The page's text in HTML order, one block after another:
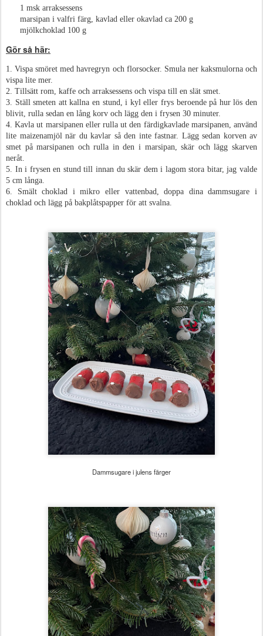
1 msk arraksessens
marsipan i valfri färg, kavlad eller okavlad ca 200 g
mjölkchoklad 100 g
Gör så här:
1. Vispa smöret med havregryn och florsocker. Smula ner kaksmulorna och
vispa lite mer.
2. Tillsätt rom, kaffe och arraksessens och vispa till en slät smet.
3. Ställ smeten att kallna en stund, i kyl eller frys beroende på hur lös den
blivit, rulla sedan en lång korv och lägg den i frysen 30 minuter.
4. Kavla ut marsipanen eller rulla ut den färdigkavlade marsipanen, använd
lite maizenamjöl när du kavlar så den inte fastnar. Lägg sedan korven av
smet på marsipanen och rulla in den i marsipan, skär och lägg skarven
neråt.
5. In i frysen en stund till innan du skär dem i lagom stora bitar, jag valde
5 cm långa.
6. Smält choklad i mikro eller vattenbad, doppa dina dammsugare i
choklad och lägg på bakplåtspapper för att svalna.
Dammsugare i julens färger